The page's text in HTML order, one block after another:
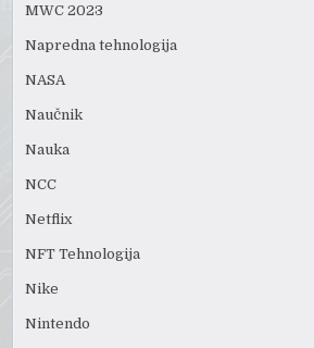
MWC 2023
Napredna tehnologija
NASA
Naučnik
Nauka
NCC
Netflix
NFT Tehnologija
Nike
Nintendo